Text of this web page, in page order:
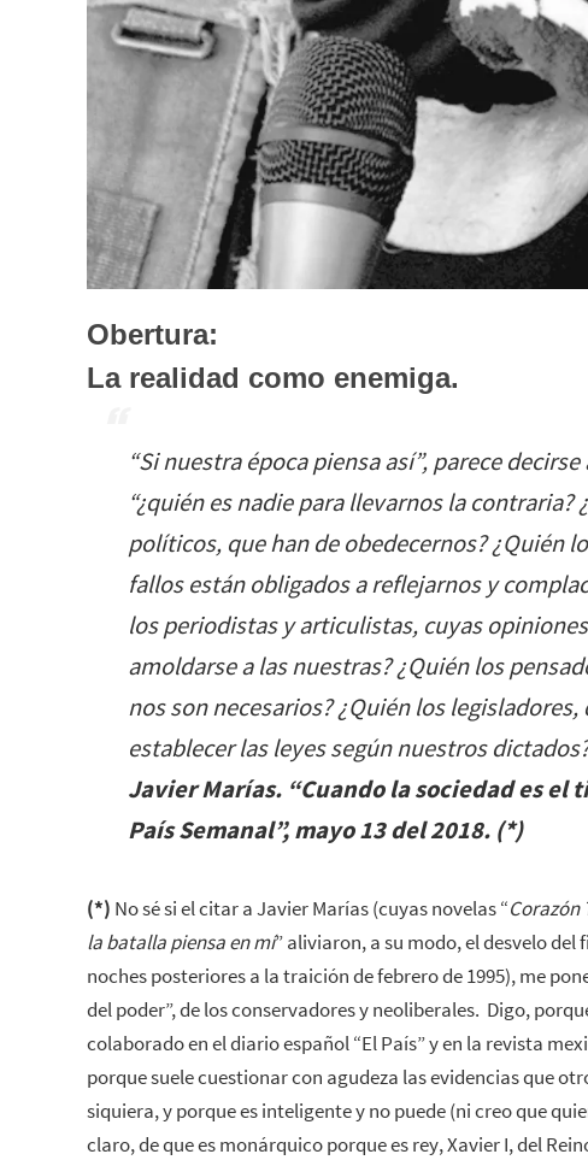
Obertura:
La realidad como enemiga.
“Si nuestra época piensa así”, parece
“¿quién es nadie para llevarnos la contraria?
políticos, que han de obedecernos? ¿Quién
fallos están obligados a reflejarnos y
los periodistas y articulistas, cuyas
amoldarse a las nuestras? ¿Quién los
nos son necesarios? ¿Quién los legisladores,
establecer las leyes según nuestros
Javier Marías. “Cuando la sociedad es el
País Semanal”, mayo 13 del 2018. (*)
(*) No sé si el citar a Javier Marías (cuyas novelas “Corazón
la batalla piensa en mí” aliviaron, a su modo, el desvelo del
noches posteriores a la traición de febrero de 1995), me
del poder”, de los conservadores y neoliberales. Digo,
colaborado en el diario español “El País” y en la revista
porque suele cuestionar con agudeza las evidencias que
siquiera, y porque es inteligente y no puede (ni creo que
claro, de que es monárquico porque es rey, Xavier I, del